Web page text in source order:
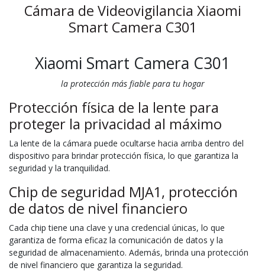
Cámara de Videovigilancia Xiaomi
Smart Camera C301
Xiaomi Smart Camera C301
la protección más fiable para tu hogar
Protección física de la lente para
proteger la privacidad al máximo
La lente de la cámara puede ocultarse hacia arriba dentro del
dispositivo para brindar protección física, lo que garantiza la
seguridad y la tranquilidad.
Chip de seguridad MJA1, protección
de datos de nivel financiero
Cada chip tiene una clave y una credencial únicas, lo que
garantiza de forma eficaz la comunicación de datos y la
seguridad de almacenamiento. Además, brinda una protección
de nivel financiero que garantiza la seguridad.